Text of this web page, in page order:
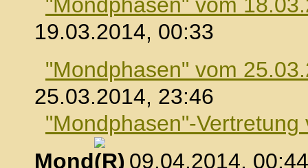
19.03.2014, 00:33
"Mondphasen" vom
25.03.2014, 23:46
"Mondphasen"-
Mond
, 09.04.2014, 00:44